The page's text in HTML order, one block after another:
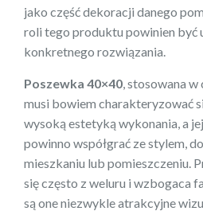
jako część dekoracji danego
roli tego produktu powinien być
konkretnego rozwiązania.
Poszewka 40×40 , stosowana
musi bowiem charakteryzować
wysoką estetyką wykonania, a
powinno współgrać ze stylem,
mieszkaniu lub pomieszczeniu.
się często z weluru i wzbogaca
są one niezwykle atrakcyjne